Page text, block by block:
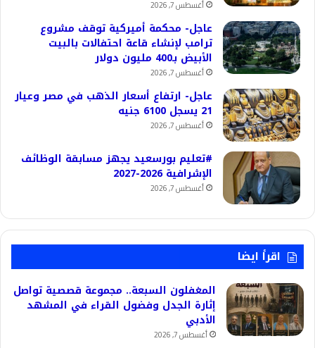
أغسطس 7, 2026
عاجل- محكمة أميركية توقف مشروع
ترامب لإنشاء قاعة احتفالات بالبيت
الأبيض بـ400 مليون دولار
أغسطس 7, 2026
عاجل- ارتفاع أسعار الذهب في مصر وعيار
21 يسجل 6100 جنيه
أغسطس 7, 2026
#تعليم بورسعيد يجهز مسابقة الوظائف
الإشرافية 2026-2027
أغسطس 7, 2026
اقرأ ايضا
المغفلون السبعة.. مجموعة قصصية تواصل
إثارة الجدل وفضول القراء في المشهد
الأدبي
أغسطس 7, 2026